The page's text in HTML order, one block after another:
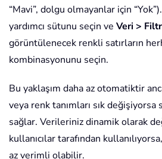
“Mavi”, dolgu olmayanlar için
yardımcı sütunu seçin ve Veri >
görüntülenecek renkli satırların
kombinasyonunu seçin.
Bu yaklaşım daha az otomatiktir
veya renk tanımları sık
sağlar. Verileriniz dinamik olarak
kullanıcılar tarafından
az verimli olabilir.